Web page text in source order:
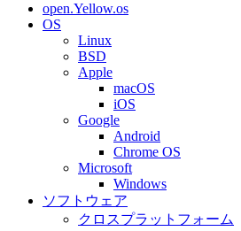
open.Yellow.os
OS
Linux
BSD
Apple
macOS
iOS
Google
Android
Chrome OS
Microsoft
Windows
ソフトウェア
クロスプラットフォーム